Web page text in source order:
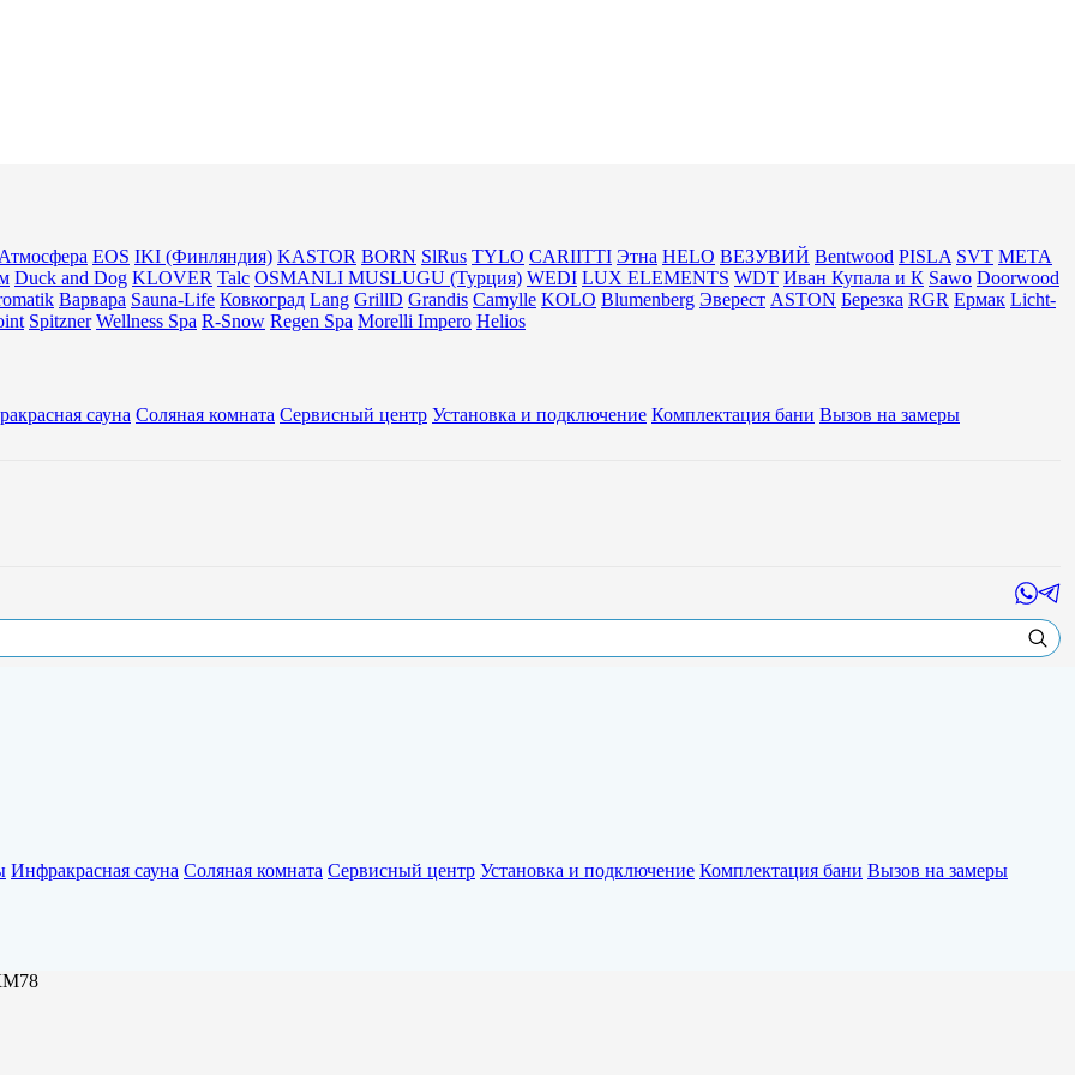
EOS IKI (Финляндия) KASTOR BORN SlRus TYLO CARIITTI Этна HELO ВЕЗУВИЙ Bentwood PISLA SVT МЕТА
Duck and Dog KLOVER Talc OSMANLI MUSLUGU (Турция) WEDI LUX ELEMENTS WDT Иван Купала и К Sawo Doorwood
Варвара Sauna-Life Ковкоград Lang GrillD Grandis Camylle KOLO Blumenberg Эверест ASTON Березка RGR Ермак Licht-
Spitzner Wellness Spa R-Snow Regen Spa Morelli Impero Helios
сауна Соляная комната Сервисный центр Установка и подключение Комплектация бани Вызов на замеры
Инфракрасная сауна Соляная комната Сервисный центр Установка и подключение Комплектация бани Вызов на замеры